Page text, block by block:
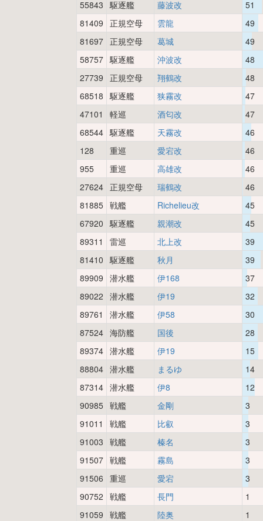
55843 駆逐艦 藤波改
51
81409 正規空母 雲龍
49
81697 正規空母 葛城
49
58757 駆逐艦 沖波改
48
27739
正規空母 翔鶴改
48
68518 駆逐艦 狭霧改
47
47101
軽巡 酒匂改
47
68544 駆逐艦 天霧改
46
128
重巡 愛宕改
46
955
重巡 高雄改
46
27624 正規空母 瑞鶴改
46
81885 戦艦 Richelieu改
45
67920 駆逐艦 親潮改
45
89311
雷巡 北上改
39
81410 駆逐艦 秋月
39
89909 潜水艦 伊168
37
89022 潜水艦 伊19
32
89761
潜水艦 伊58
30
87524 海防艦 国後
28
89374 潜水艦 伊19
15
88804 潜水艦 まるゆ
14
87314 潜水艦 伊8
12
90985 戦艦 金剛
3
91011
戦艦 比叡
3
91003 戦艦 榛名
3
91507 戦艦 霧島
3
91506 重巡 愛宕
3
90752 戦艦 長門
1
91059 戦艦 陸奥
1